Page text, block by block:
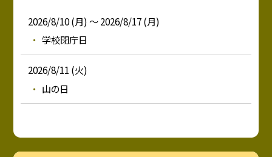
2026/8/10 (月) ～ 2026/8/17 (月)
学校閉庁日
2026/8/11 (火)
山の日